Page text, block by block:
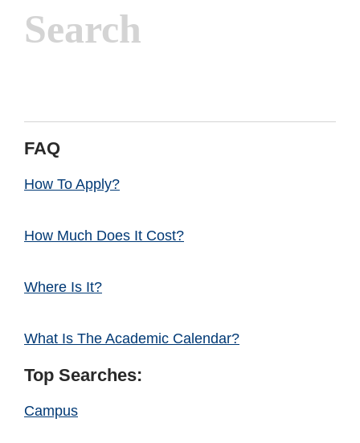
FAQ
How To Apply?
How Much Does It Cost?
Where Is It?
What Is The Academic Calendar?
Top Searches:
Campus